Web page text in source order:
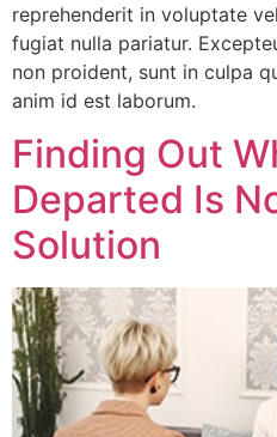
reprehenderit in voluptate
fugiat nulla pariatur.
non proident, sunt in culpa
anim id est laborum.
Finding Out
Departed Is
Solution